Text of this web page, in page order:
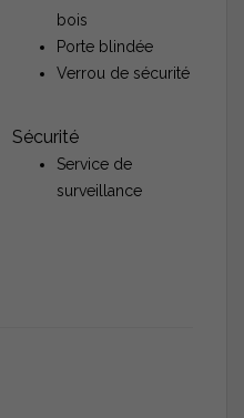
bois
Porte blindée
Verrou de sécurité
Sécurité
Service de
surveillance